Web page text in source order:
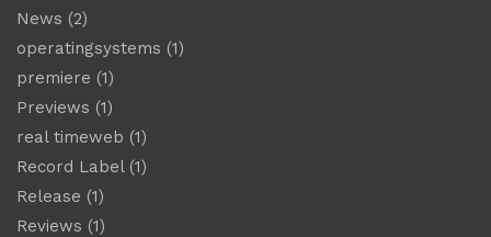
News (2)
operatingsystems (1)
premiere (1)
Previews (1)
real timeweb (1)
Record Label(1)
Release (1)
Reviews (1)